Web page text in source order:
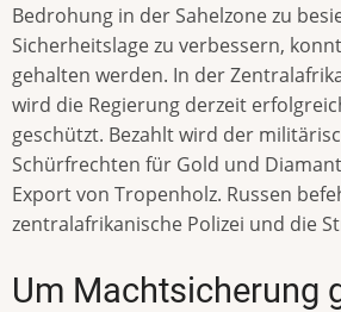
Bedrohung in der Sahelzone zu
Sicherheitslage zu verbessern,
gehalten werden. In der
wird die Regierung derzeit
geschützt. Bezahlt wird der
Schürfrechten für Gold und
Export von Tropenholz. Russen
zentralafrikanische Polizei und die
Um Machtsicherung